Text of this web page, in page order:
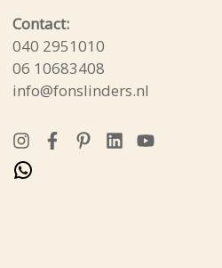
Contact:
040 2951010
06 10683408
info@fonslinders.nl
WhatsApp